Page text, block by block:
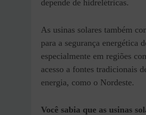
depende de hidrelétricas.
As usinas solares também
para a segurança energética
especialmente em regiões
acesso a fontes tradicionais
energia, como o Nordeste.
Você sabia que as usinas